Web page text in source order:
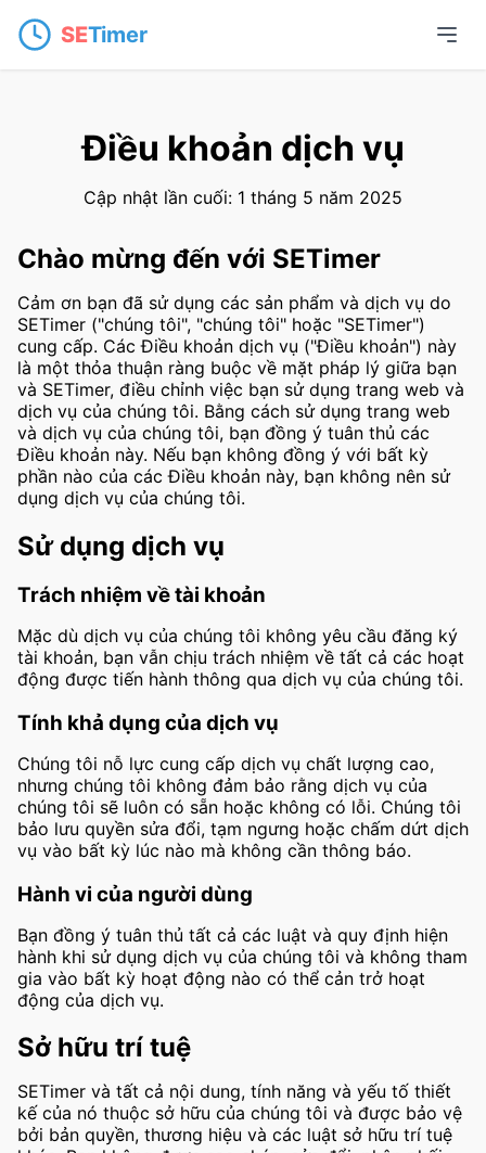
SETimer
Điều khoản dịch vụ
Cập nhật lần cuối: 1 tháng 5 năm 2025
Chào mừng đến với SETimer
Cảm ơn bạn đã sử dụng các sản phẩm và dịch vụ do
SETimer ("chúng tôi", "chúng tôi" hoặc "SETimer")
cung cấp. Các Điều khoản dịch vụ ("Điều khoản") này
là một thỏa thuận ràng buộc về mặt pháp lý giữa bạn
và SETimer, điều chỉnh việc bạn sử dụng trang web và
dịch vụ của chúng tôi. Bằng cách sử dụng trang web
và dịch vụ của chúng tôi, bạn đồng ý tuân thủ các
Điều khoản này. Nếu bạn không đồng ý với bất kỳ
phần nào của các Điều khoản này, bạn không nên sử
dụng dịch vụ của chúng tôi.
Sử dụng dịch vụ
Trách nhiệm về tài khoản
Mặc dù dịch vụ của chúng tôi không yêu cầu đăng ký
tài khoản, bạn vẫn chịu trách nhiệm về tất cả các hoạt
động được tiến hành thông qua dịch vụ của chúng tôi.
Tính khả dụng của dịch vụ
Chúng tôi nỗ lực cung cấp dịch vụ chất lượng cao,
nhưng chúng tôi không đảm bảo rằng dịch vụ của
chúng tôi sẽ luôn có sẵn hoặc không có lỗi. Chúng tôi
bảo lưu quyền sửa đổi, tạm ngưng hoặc chấm dứt dịch
vụ vào bất kỳ lúc nào mà không cần thông báo.
Hành vi của người dùng
Bạn đồng ý tuân thủ tất cả các luật và quy định hiện
hành khi sử dụng dịch vụ của chúng tôi và không tham
gia vào bất kỳ hoạt động nào có thể cản trở hoạt
động của dịch vụ.
Sở hữu trí tuệ
SETimer và tất cả nội dung, tính năng và yếu tố thiết
kế của nó thuộc sở hữu của chúng tôi và được bảo vệ
bởi bản quyền, thương hiệu và các luật sở hữu trí tuệ